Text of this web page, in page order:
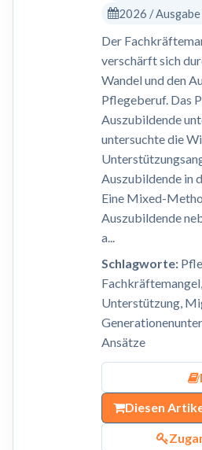
2026 / Ausgabe
Der
verschärft sich
Wandel und den
Pflegeberuf. Das
Auszubildende
untersuchte die
Auszubildende in
Eine Mixed-
Auszubildende
a...
Schlagworte:
Unterstützung,
Ansätze
Diesen